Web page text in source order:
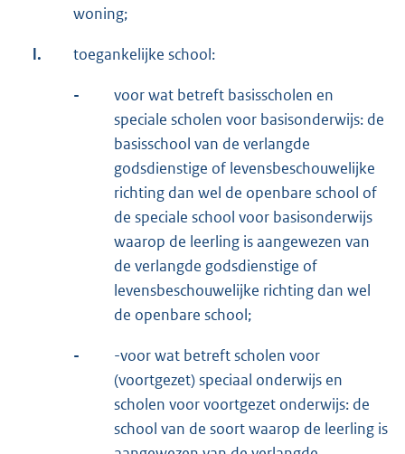
woning;
l. toegankelijke school:
-
voor wat betreft basisscholen en
speciale scholen voor basisonderwijs: de
basisschool van de verlangde
godsdienstige of levensbeschouwelijke
richting dan wel de openbare school of
de speciale school voor basisonderwijs
waarop de leerling is aangewezen van
de verlangde godsdienstige of
levensbeschouwelijke richting dan wel
de openbare school;
-
-voor wat betreft scholen voor
(voortgezet) speciaal onderwijs en
scholen voor voortgezet onderwijs: de
school van de soort waarop de leerling is